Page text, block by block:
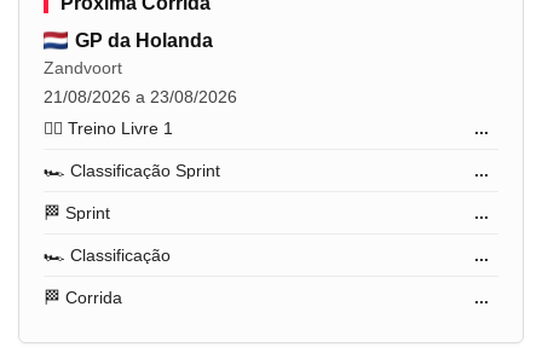
GP da Holanda
Zandvoort
21/08/2026 a 23/08/2026
🏋️‍♂️ Treino Livre 1
...
🏎️ Classificação Sprint ...
🏁 Sprint ...
🏎️ Classificação ...
🏁 Corrida ...